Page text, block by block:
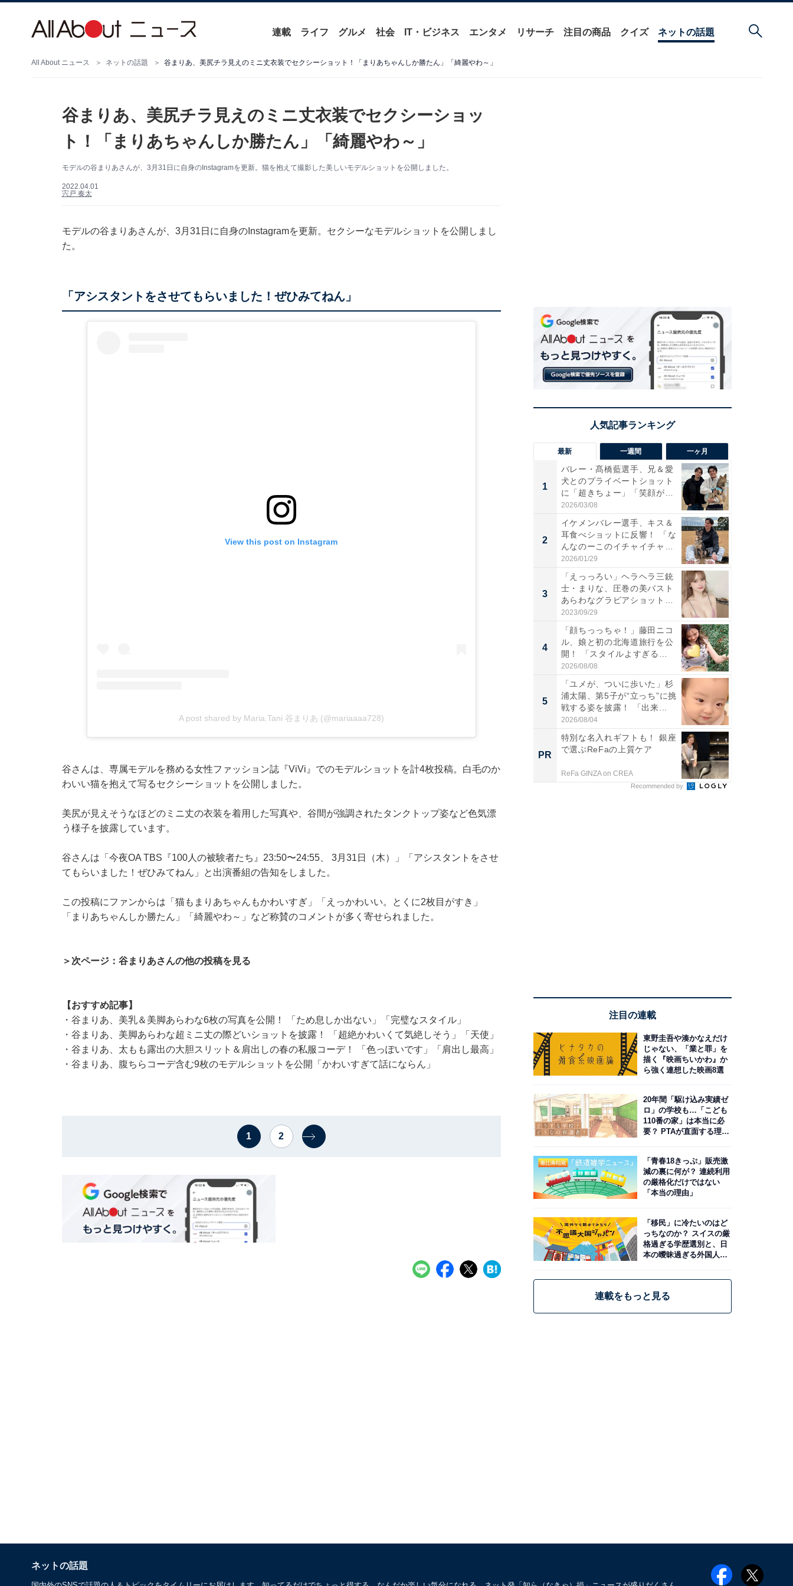
連載 ライフ グルメ 社会 IT・ビジネス エンタメ リサーチ 注目の商品 クイズ ネットの話題
All About ニュース ネットの話題 谷まりあ、美尻チラ見えのミニ丈衣装でセクシーショット！「まりあちゃんしか勝たん」「綺麗やわ～」
谷まりあ、美尻チラ見えのミニ丈衣装でセクシーショッ
ト！「まりあちゃんしか勝たん」「綺麗やわ～」
モデルの谷まりあさんが、3月31日に自身のInstagramを更新。猫を抱えて撮影した美しいモデルショットを公開しました。
2022.04.01
宍戸 奏太
モデルの谷まりあさんが、3月31日に自身のInstagramを更新。セクシーなモデルショットを公開しまし
た。
「アシスタントをさせてもらいました！ぜひみてねん」
View this post on Instagram
A post shared by Maria.Tani 谷まりあ (@mariaaaa728)
谷さんは、専属モデルを務める女性ファッション誌『ViVi』でのモデルショットを計4枚投稿。白毛のか
わいい猫を抱えて写るセクシーショットを公開しました。
美尻が見えそうなほどのミニ丈の衣装を着用した写真や、谷間が強調されたタンクトップ姿など色気漂
う様子を披露しています。
谷さんは「今夜OA TBS『100人の被験者たち』23:50〜24:55、 3月31日（木）」「アシスタントをさせ
てもらいました！ぜひみてねん」と出演番組の告知をしました。
この投稿にファンからは「猫もまりあちゃんもかわいすぎ」「えっかわいい。とくに2枚目がすき」
「まりあちゃんしか勝たん」「綺麗やわ～」など称賛のコメントが多く寄せられました。
＞次ページ：谷まりあさんの他の投稿を見る
【おすすめ記事】
・ 谷まりあ、美乳＆美脚あらわな6枚の写真を公開！ 「ため息しか出ない」「完璧なスタイル」
・ 谷まりあ、美脚あらわな超ミニ丈の際どいショットを披露！ 「超絶かわいくて気絶しそう」「天使」
・ 谷まりあ、太もも露出の大胆スリット＆肩出しの春の私服コーデ！ 「色っぽいです」「肩出し最高」
・ 谷まりあ、腹ちらコーデ含む9枚のモデルショットを公開「かわいすぎて話にならん」
1 2
最新 一週間 一ヶ月
1
バレー・髙橋藍選手、兄＆愛
犬とのプライベートショット
に「超きちょー」「笑顔が見
れ...
2026/03/08
2
イケメンバレー選手、キス＆
耳食べショットに反響！ 「な
んなのーこのイチャイチャ
感...
2026/01/29
3
「えっっろい」ヘラヘラ三銃
士・まりな、圧巻の美バスト
あらわなグラビアショット公
開...
2023/09/29
4
「顔ちっっちゃ！」藤田ニコ
ル、娘と初の北海道旅行を公
開！ 「スタイルよすぎる
よ〜...
2026/08/08
5
「ユメが、ついに歩いた」杉
浦太陽、第5子が“立っち”に挑
戦する姿を披露！ 「出来...
2026/08/04
PR
特別な名入れギフトも！ 銀座
で選ぶReFaの上質ケア
ReFa GINZA on CREA
Recommended by
注目の連載
東野圭吾や湊かなえだけ
じゃない、「業と罪」を
描く『映画ちいかわ』か
ら強く連想した映画8選
20年間「駆け込み実績ゼ
ロ」の学校も…「こども
110番の家」は本当に必
要？ PTAが直面する理想
「青春18きっぷ」販売激
減の裏に何が？ 連続利用
の厳格化だけではない
「本当の理由」
「移民」に冷たいのはど
っちなのか？ スイスの厳
格過ぎる学歴選別と、日
本の曖昧過ぎる外国人政
連載をもっと見る
ネットの話題